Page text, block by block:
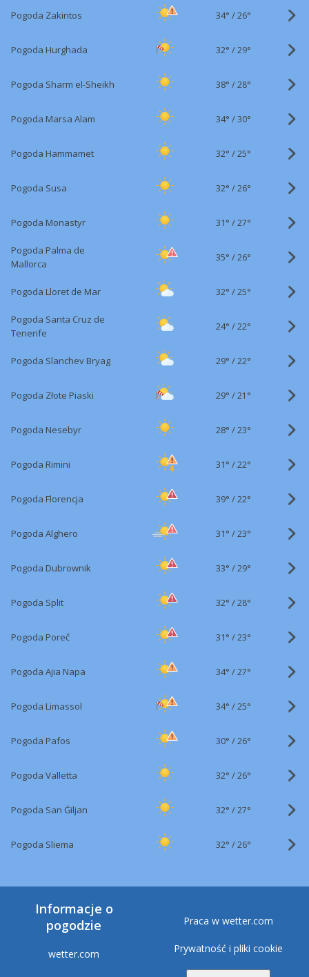
Pogoda Zakintos 34° /26°
Pogoda Hurghada 32° /29°
Pogoda Sharm el-Sheikh 38° /28°
Pogoda Marsa Alam 34° /30°
Pogoda Hammamet 32° /25°
Pogoda Susa 32° /26°
Pogoda Monastyr 31° /27°
Pogoda Palma de
Mallorca
35° /26°
Pogoda Lloret de Mar 32° /25°
Pogoda Santa Cruz de
Tenerife
24° /22°
Pogoda Slanchev Bryag 29° /22°
Pogoda Złote Piaski 29° /21°
Pogoda Nesebyr 28° /23°
Pogoda Rimini 31° /22°
Pogoda Florencja 39° /22°
Pogoda Alghero 31° /23°
Pogoda Dubrownik 33° /29°
Pogoda Split 32° /28°
Pogoda Poreč 31° /23°
Pogoda Ajia Napa 34° /27°
Pogoda Limassol 34° /25°
Pogoda Pafos 30° /26°
Pogoda Valletta 32° /26°
Pogoda San Ġiljan 32° /27°
Pogoda Sliema 32° /26°
Informacje o
pogodzie
wetter.com
Praca w wetter.com
Prywatność i pliki cookie